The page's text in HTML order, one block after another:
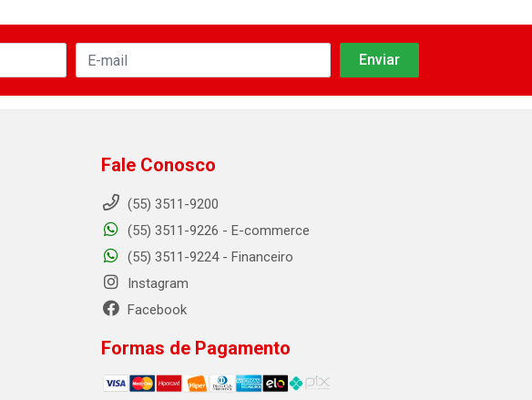
Fale Conosco
(55) 3511-9200
(55) 3511-9226 - E-commerce
(55) 3511-9224 - Financeiro
Instagram
Facebook
Formas de Pagamento